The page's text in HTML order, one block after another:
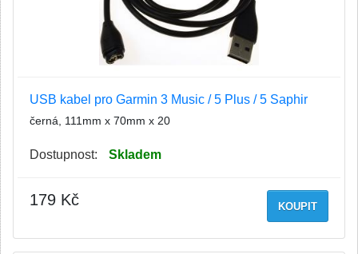
USB kabel pro Garmin 3 Music / 5 Plus / 5 Saphir
černá, 111mm x 70mm x 20
Dostupnost: Skladem
KOUPIT
179 Kč